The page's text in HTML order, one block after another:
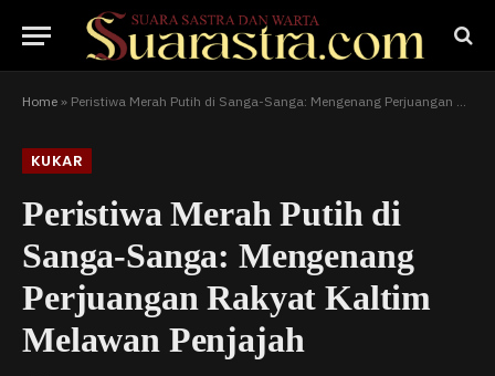
Home » Peristiwa Merah Putih di Sanga-Sanga: Mengenang Perjuangan Rakyat Kaltim Melawan Penjajah
KUKAR
Peristiwa Merah Putih di
Sanga-Sanga: Mengenang
Perjuangan Rakyat Kaltim
Melawan Penjajah